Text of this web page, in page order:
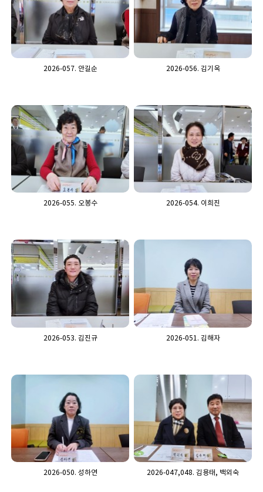
2026-057. 안길순 2026-056. 김기옥
2026-055. 오봉수 2026-054. 이희진
2026-053. 김진규 2026-051. 김해자
2026-050. 성하연 2026-047,048. 김용태, 백외숙